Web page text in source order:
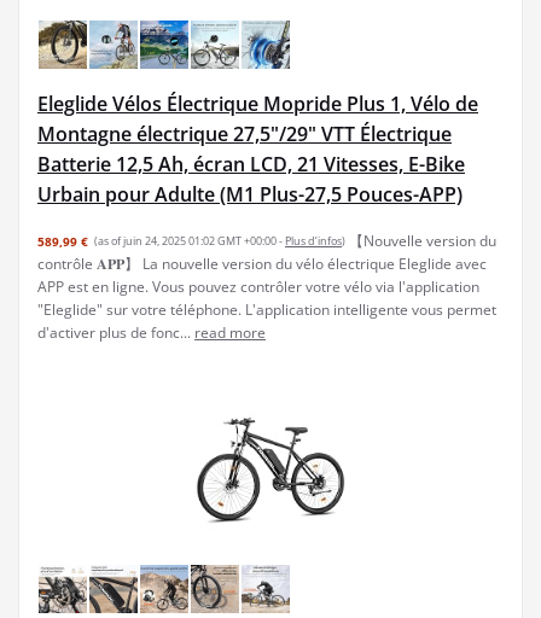
Eleglide Vélos Électrique Mopride Plus 1, Vélo de
Montagne électrique 27,5"/29" VTT Électrique
Batterie 12,5 Ah, écran LCD, 21 Vitesses, E-Bike
Urbain pour Adulte (M1 Plus-27,5 Pouces-APP)
589,99 € (as of juin 24, 2025 01:02 GMT +00:00 - Plus d’infos)
【Nouvelle version du
contrôle 𝐀𝐏𝐏】 La nouvelle version du vélo électrique Eleglide avec
APP est en ligne. Vous pouvez contrôler votre vélo via l'application
"Eleglide" sur votre téléphone. L'application intelligente vous permet
d'activer plus de fonc... read more